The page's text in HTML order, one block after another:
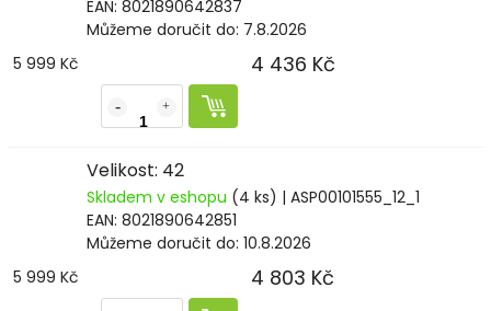
EAN: 8021890642837
Můžeme doručit do: 7.8.2026
5 999 Kč
4 436 Kč
Velikost: 42
Skladem v eshopu (4 ks) | ASP00101555_12_1
EAN: 8021890642851
Můžeme doručit do: 10.8.2026
5 999 Kč
4 803 Kč